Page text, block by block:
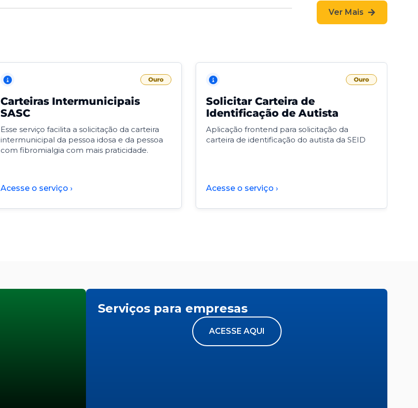
Ver Mais
Ouro
Carteiras Intermunicipais
SASC
Esse serviço facilita a solicitação da carteira
intermunicipal da pessoa idosa e da pessoa
com fibromialgia com mais praticidade.
Acesse o serviço ›
Ouro
Solicitar Carteira de
Identificação de Autista
Aplicação frontend para solicitação da
carteira de identificação do autista da SEID
Acesse o serviço ›
Serviços para empresas
ACESSE AQUI